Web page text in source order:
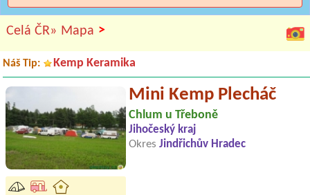
Celá ČR» Mapa >
Náš Tip: Kemp Keramika
Mini Kemp Plecháč
Chlum u Třeboně
Jihočeský kraj
Okres Jindřichův Hradec